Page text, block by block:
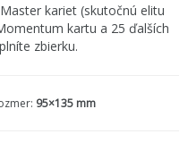
kariet (skutočnú elitu
kartu a 25 ďalších
zbierku.
95×135 mm